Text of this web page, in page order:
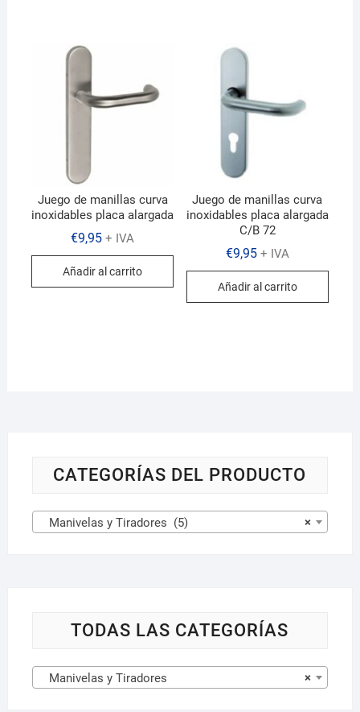
Juego de manillas curva
inoxidables placa alargada
€9,95 + IVA
Añadir al carrito
Juego de manillas curva
inoxidables placa alargada
C/B 72
€9,95 + IVA
Añadir al carrito
CATEGORÍAS DEL PRODUCTO
×
Manivelas y Tiradores (5)
TODAS LAS CATEGORÍAS
×
Manivelas y Tiradores